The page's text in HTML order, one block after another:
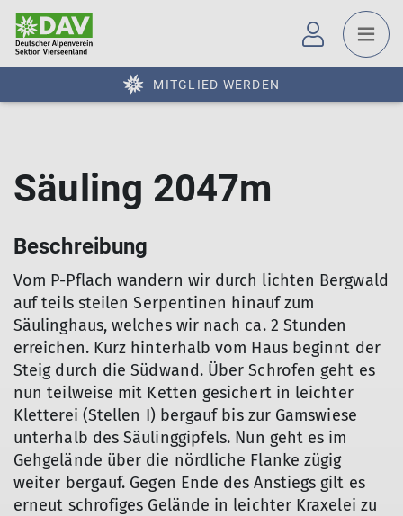
MITGLIED WERDEN
Säuling 2047m
Beschreibung
Vom P-Pflach wandern wir durch lichten Bergwald
auf teils steilen Serpentinen hinauf zum
Säulinghaus, welches wir nach ca. 2 Stunden
erreichen. Kurz hinterhalb vom Haus beginnt der
Steig durch die Südwand. Über Schrofen geht es
nun teilweise mit Ketten gesichert in leichter
Kletterei (Stellen I) bergauf bis zur Gamswiese
unterhalb des Säulinggipfels. Nun geht es im
Gehgelände über die nördliche Flanke zügig
weiter bergauf. Gegen Ende des Anstiegs gilt es
erneut schrofiges Gelände in leichter Kraxelei zu